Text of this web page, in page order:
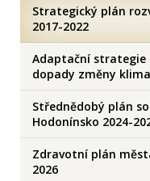
Strategický plán
2017-2022
Adaptační strategie
dopady změny
Střednědobý plán
Hodonínsko 2024-
Zdravotní plán
2026